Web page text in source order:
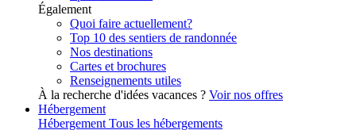
Également
Quoi faire actuellement?
Top 10 des sentiers de randonnée
Nos destinations
Cartes et brochures
Renseignements utiles
À la recherche d'idées vacances ? Voir nos offres
Hébergement
Hébergement Tous les hébergements